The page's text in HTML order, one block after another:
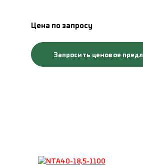
Цена по запросу
Запросить ценовое